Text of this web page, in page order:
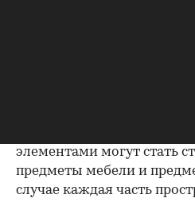
элементами могут стать
предметы мебели и
случае каждая часть